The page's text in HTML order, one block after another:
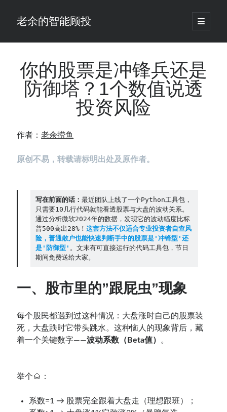
老余的智能顾投
open
primary
Sidebar
最新发表 ：
老余看市：假曙光、核电弹药上膛、AI分化
你的回测曲线越漂亮，我越替你担心：因为历史顺序，正在“倒着”给你
仓位大小背后的数学：为什么胜率40%的策略，能比胜率60%的更赚钱
码）
老余看市：长鑫4万亿，A股却蒸发12.4万亿
普通人的5个常见投资错误，可能让你多干12年才能退休
Contact：
你的股票是冲锋兵还是
防御塔？1个数值说透
投资风险
作者：老余捞鱼
原创不易，转载请标明出处及原作者。
写在前面的话： 最近团队上线了一个Python工具包，
只需要10几行代码就能看透股票与大盘的波动关系。
通过分析微软2024年的数据，发现它的波动幅度比标
普500高出28%！ 这套方法不仅适合专业投资者自查风
险，普通散户也能快速判断手中的股票是'冲锋型'还
是'防御型' 。文末有可直接运行的代码工具包，节日
期间免费送给大家。
一、股市里的”跟屁虫”现象
每个股民都遇到过这种情况：大盘涨时自己的股票装
死，大盘跌时它带头跳水。这种恼人的现象背后，藏
着一个关键数字——波动系数（Beta值） 。
举个🌰：
系数=1 → 股票完全跟着大盘走（理想跟班）；